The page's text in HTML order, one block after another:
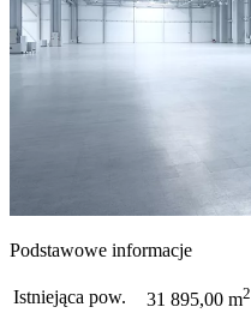
Podstawowe informacje
Istniejąca pow. 31 895,00 m2